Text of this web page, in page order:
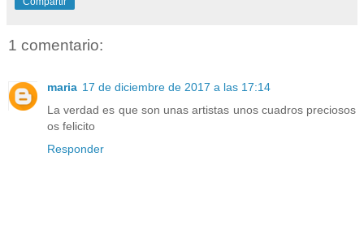
1 comentario:
maria 17 de diciembre de 2017 a las 17:14
La verdad es que son unas artistas unos cuadros preciosos
os felicito
Responder